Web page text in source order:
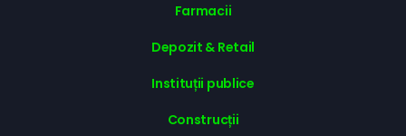
Farmacii
Depozit & Retail
Instituții publice
Construcții